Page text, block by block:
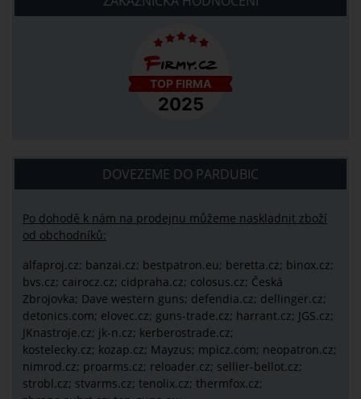
DOVEZEME DO PARDUBIC
Po dohodě k nám na prodejnu můžeme naskladnit zboží
od obchodníků:
alfaproj.cz; banzai.cz; bestpatron.eu; beretta.cz; binox.cz;
bvs.cz; cairocz.cz; cidpraha.cz; colosus.cz; Česká
Zbrojovka; Dave western guns; defendia.cz; dellinger.cz;
detonics.com; elovec.cz; guns-trade.cz; harrant.cz; JGS.cz;
JKnastroje.cz; jk-n.cz; kerberostrade.cz;
kostelecky.cz; kozap.cz; Mayzus; mpicz.com; neopatron.cz;
nimrod.cz; proarms.cz; reloader.cz; sellier-bellot.cz;
strobl.cz; stvarms.cz; tenolix.cz; thermfox.cz;